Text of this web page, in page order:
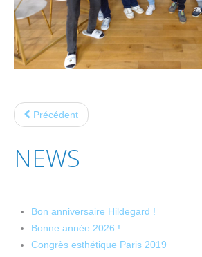
Précédent
NEWS
Bon anniversaire Hildegard !
Bonne année 2026 !
Congrès esthétique Paris 2019